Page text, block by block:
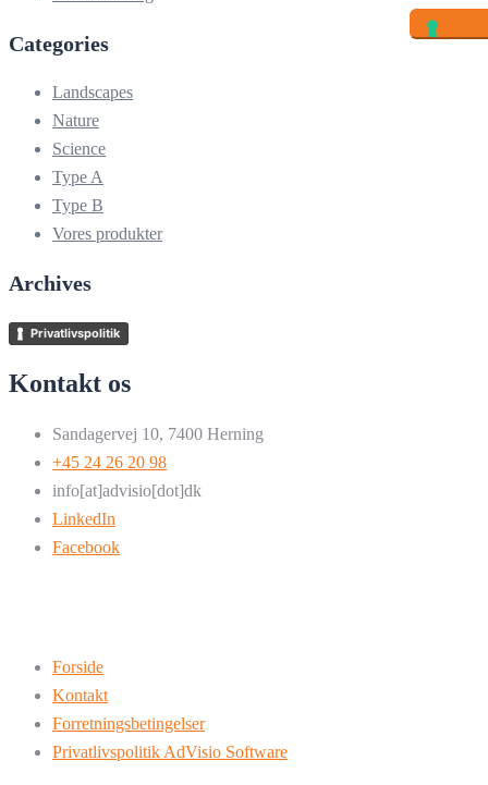
Categories
Landscapes
Nature
Science
Type A
Type B
Vores produkter
Archives
Privatlivspolitik
Kontakt os
Sandagervej 10, 7400 Herning
+45 24 26 20 98
info[at]advisio[dot]dk
LinkedIn
Facebook
Forside
Kontakt
Forretningsbetingelser
Privatlivspolitik AdVisio Software